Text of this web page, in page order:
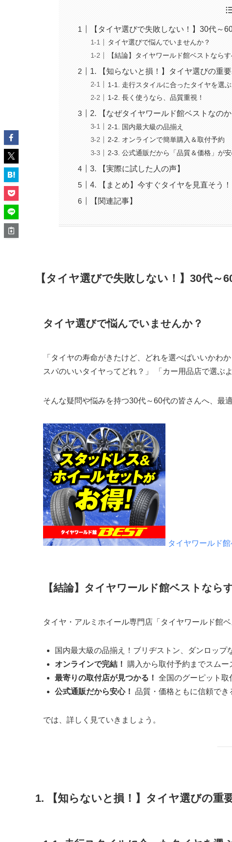
【タイヤ選びで失敗しない！】30代～
タイヤ選びで悩んでいませんか？
【結論】タイヤワールド館ベストならす
1. 【知らないと損！】タイヤ選びの重
1-1. 走行スタイルに合ったタイヤを選ぶ
1-2. 長く使うなら、品質重視！
2. 【なぜタイヤワールド館ベストなの
2-1. 国内最大級の品揃え
2-2. オンラインで簡単購入＆取付予約
2-3. 公式通販だから「品質＆価格」が
3. 【実際に試した人の声】
4. 【まとめ】今すぐタイヤを見直そう！
【関連記事】
【タイヤ選びで失敗しない！】30代
タイヤ選びで悩んでいませんか？
「タイヤの寿命がきたけど、どれを選べばいいかわ
スパのいいタイヤってどれ？」 「カー用品店で選ぶ
そんな疑問や悩みを持つ30代～60代の皆さんへ、最
タイヤワールド館
【結論】タイヤワールド館ベストなら
タイヤ・アルミホイール専門店「タイヤワールド館ベ
国内最大級の品揃え！ブリヂストン、ダンロップ
オンラインで完結！
購入から取付予約までスムー
最寄りの取付店が見つかる！ 全国のグーピット取
公式通販だから安心！ 品質・価格ともに信頼でき
では、詳しく見ていきましょう。
1. 【知らないと損！】タイヤ選びの重